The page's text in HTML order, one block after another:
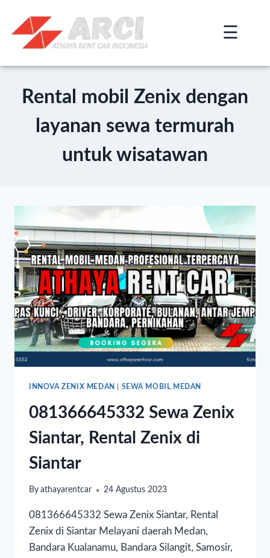
×
☰
Rental mobil Zenix dengan
layanan sewa termurah
untuk wisatawan
INNOVA ZENIX MEDAN SEWA MOBIL MEDAN
081366645332 Sewa Zenix
Siantar, Rental Zenix di
Siantar
By athayarentcar 24 Agustus 2023
081366645332 Sewa Zenix Siantar, Rental
Zenix di Siantar Melayani daerah Medan,
Bandara Kualanamu, Bandara Silangit, Samosir,